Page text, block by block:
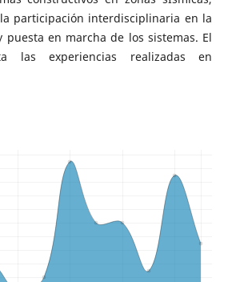
participación interdisciplinaria en la
puesta en marcha de los sistemas. El
las experiencias realizadas en